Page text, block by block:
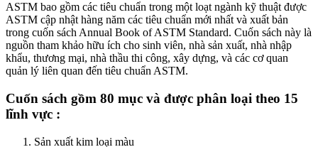
ASTM bao gồm các tiêu chuẩn trong một loạt ngành kỹ thuật được
ASTM cập nhật hàng năm các tiêu chuẩn mới nhất và xuất bản
trong cuốn sách Annual Book of ASTM Standard. Cuốn sách này là
nguồn tham khảo hữu ích cho sinh viên, nhà sản xuất, nhà nhập
khẩu, thương mại, nhà thầu thi công, xây dựng, và các cơ quan
quản lý liên quan đến tiêu chuẩn ASTM.
Cuốn sách gồm 80 mục và được phân loại theo 15
lĩnh vực :
Sản xuất kim loại màu